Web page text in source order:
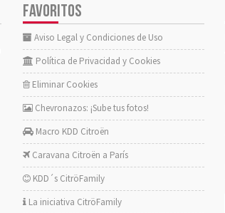
FAVORITOS
Aviso Legal y Condiciones de Uso
Política de Privacidad y Cookies
Eliminar Cookies
Chevronazos: ¡Sube tus fotos!
Macro KDD Citroën
Caravana Citroën a París
KDD´s CitröFamily
La iniciativa CitröFamily